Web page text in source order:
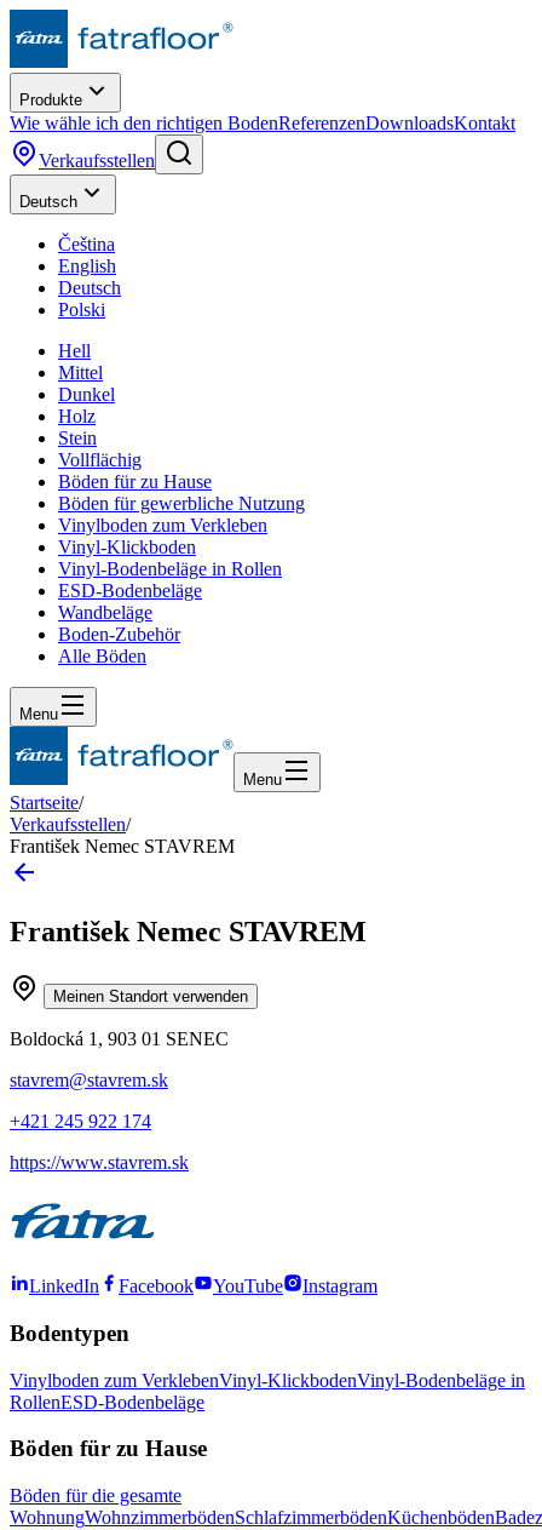
Produkte
Wie wähle ich den richtigen BodenReferenzenDownloadsKontakt
Verkaufsstellen
Deutsch
Čeština
English
Deutsch
Polski
Hell
Mittel
Dunkel
Holz
Stein
Vollflächig
Böden für zu Hause
Böden für gewerbliche Nutzung
Vinylboden zum Verkleben
Vinyl-Klickboden
Vinyl-Bodenbeläge in Rollen
ESD-Bodenbeläge
Wandbeläge
Boden-Zubehör
Alle Böden
Menu
Menu
Startseite/
Verkaufsstellen/
František Nemec STAVREM
František Nemec STAVREM
Meinen Standort verwenden
Boldocká 1, 903 01 SENEC
stavrem@stavrem.sk
+421 245 922 174
https://www.stavrem.sk
LinkedIn Facebook YouTube Instagram
Bodentypen
Vinylboden zum VerklebenVinyl-KlickbodenVinyl-Bodenbeläge in
RollenESD-Bodenbeläge
Böden für zu Hause
Böden für die gesamte
WohnungWohnzimmerbödenSchlafzimmerbödenKüchenböden